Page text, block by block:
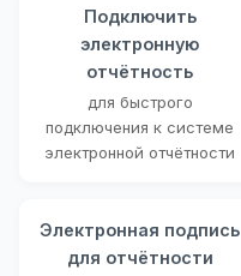
Подключить
электронную
отчётность
для быстрого
подключения к системе
электронной отчётности
Электронная подпись
для отчётности